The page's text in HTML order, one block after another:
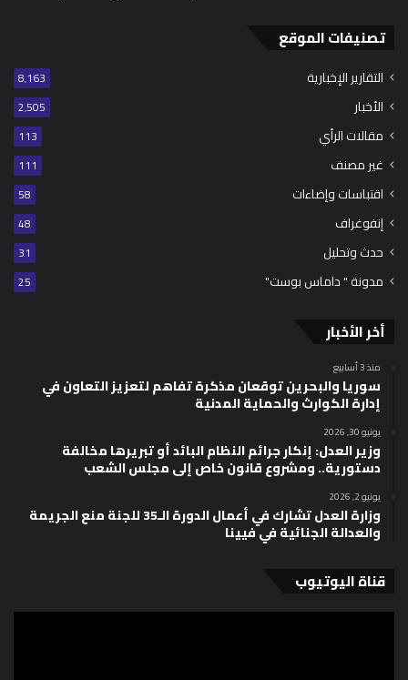
تصنيفات الموقع
التقارير الإخبارية 8٬163
الأخبار 2٬505
مقالات الرأي 113
غير مصنف 111
اقتباسات وإضاءات 58
إنفوغراف 48
حدث وتحليل 31
مدونة " داماس بوست" 25
أخر الأخبار
منذ 3 أسابيع
سوريا والبحرين توقعان مذكرة تفاهم لتعزيز التعاون في
إدارة الكوارث والحماية المدنية
يونيو 30, 2026
وزير العدل: إنكار جرائم النظام البائد أو تبريرها مخالفة
دستورية.. ومشروع قانون خاص إلى مجلس الشعب
يونيو 2, 2026
وزارة العدل تشارك في أعمال الدورة الـ35 للجنة منع الجريمة
والعدالة الجنائية في فيينا
قناة اليوتيوب